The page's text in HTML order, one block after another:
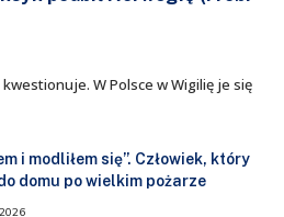
W Polsce w Wigilię je się
i modliłem się”. Człowiek, który
domu po wielkim pożarze